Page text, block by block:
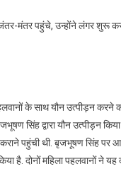
मंतर पहुंचे, उन्होंने लंगर शुरू
के साथ यौन उत्पीड़न करने
सिंह द्वारा यौन उत्पीड़न
पहुंची थी. बृजभूषण सिंह पर
है. दोनों महिला पहलवानों